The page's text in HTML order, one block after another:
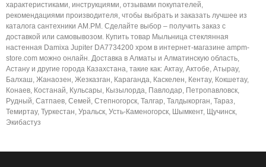
характеристиками, инструкциями, отзывами покупателей,
рекомендациями производителя, чтобы выбрать и заказать лучшее из
каталога сантехники AM.PM. Сделайте выбор – получить заказ с
доставкой или самовывозом. Купить товар Мыльница стеклянная
настенная Damixa Jupiter DA7734200 хром в интернет-магазине ampm-
store.com можно онлайн. Доставка в Алматы и Алматинскую область,
Астану и другие города Казахстана, такие как: Актау, Актобе, Атырау,
Балхаш, Жанаозен, Жезказган, Караганда, Каскелен, Кентау, Кокшетау,
Конаев, Костанай, Кульсары, Кызылорда, Павлодар, Петропавловск,
Рудный, Сатпаев, Семей, Степногорск, Талгар, Талдыкорган, Тараз,
Темиртау, Туркестан, Уральск, Усть-Каменогорск, Шымкент, Щучинск,
Экибастуз